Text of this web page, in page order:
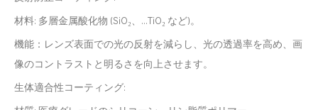
材料: 多層金属酸化物 (SiO₂、...TiO₂ など)。
機能：レンズ表面での光の反射を減らし、光の透過率を高め、画
像のコントラストと明るさを向上させます。
生体適合性コーティング: